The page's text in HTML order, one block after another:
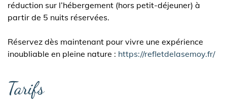
réduction sur l’hébergement (hors petit-déjeuner) à
partir de 5 nuits réservées.
Réservez dès maintenant pour vivre une expérience
inoubliable en pleine nature : https://refletdelasemoy.fr/
Tarifs